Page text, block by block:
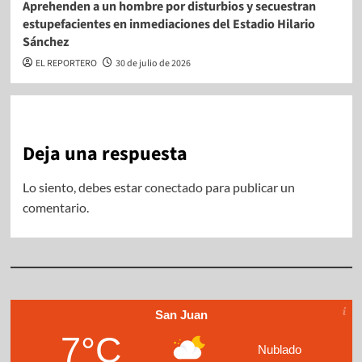
Aprehenden a un hombre por disturbios y secuestran
estupefacientes en inmediaciones del Estadio Hilario
Sánchez
EL REPORTERO 30 de julio de 2026
Deja una respuesta
Lo siento, debes estarconectadopara publicar un
comentario.
San Juan
7°C Nublado